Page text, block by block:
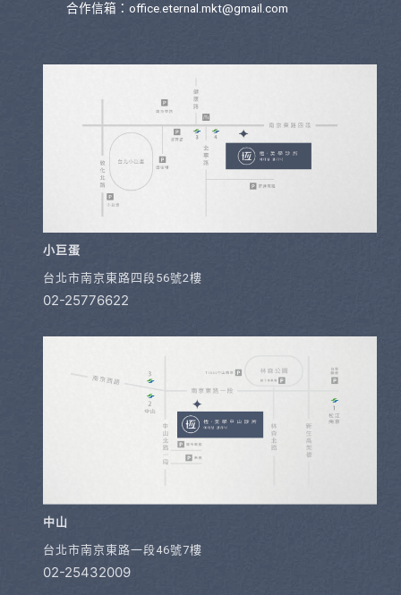
合作信箱： office.eternal.mkt@gmail.com
小巨蛋
台北市南京東路四段56號2樓
02-25776622
中山
台北市南京東路一段46號7樓
02-25432009